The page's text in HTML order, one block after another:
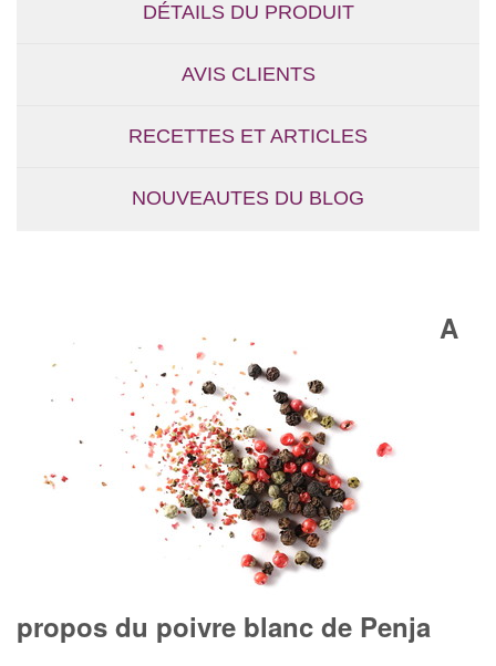
DÉTAILS DU PRODUIT
AVIS CLIENTS
RECETTES ET ARTICLES
NOUVEAUTES DU BLOG
A
propos du poivre blanc de Penja